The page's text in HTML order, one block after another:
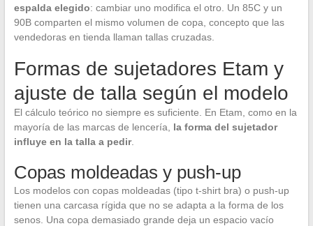
espalda elegido: cambiar uno modifica el otro. Un 85C y un
90B comparten el mismo volumen de copa, concepto que las
vendedoras en tienda llaman tallas cruzadas.
Formas de sujetadores Etam y
ajuste de talla según el modelo
El cálculo teórico no siempre es suficiente. En Etam, como en la
mayoría de las marcas de lencería, la forma del sujetador
influye en la talla a pedir.
Copas moldeadas y push-up
Los modelos con copas moldeadas (tipo t-shirt bra) o push-up
tienen una carcasa rígida que no se adapta a la forma de los
senos. Una copa demasiado grande deja un espacio vacío